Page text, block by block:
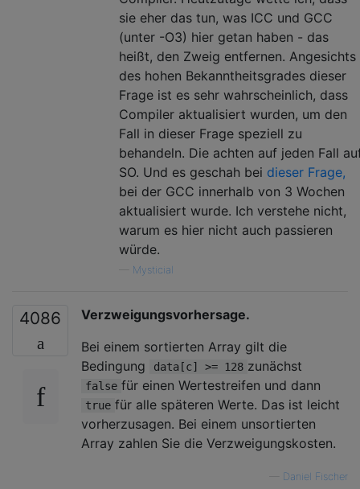
sie eher das tun, was ICC und GCC
(unter -O3) hier getan haben - das
heißt, den Zweig entfernen. Angesichts
des hohen Bekanntheitsgrades dieser
Frage ist es sehr wahrscheinlich, dass
Compiler aktualisiert wurden, um den
Fall in dieser Frage speziell zu
behandeln. Die achten auf jeden Fall
SO. Und es geschah bei dieser Frage,
bei der GCC innerhalb von 3 Wochen
aktualisiert wurde. Ich verstehe nicht,
warum es hier nicht auch passieren
würde.
Mysticial
4086
Verzweigungsvorhersage.
Bei einem sortierten Array gilt die
Bedingung
data[c] >= 128 zunächst
false für einen Wertestreifen und dann
true für alle späteren Werte. Das ist leicht
vorherzusagen. Bei einem unsortierten
Array zahlen Sie die Verzweigungskosten.
Daniel Fischer